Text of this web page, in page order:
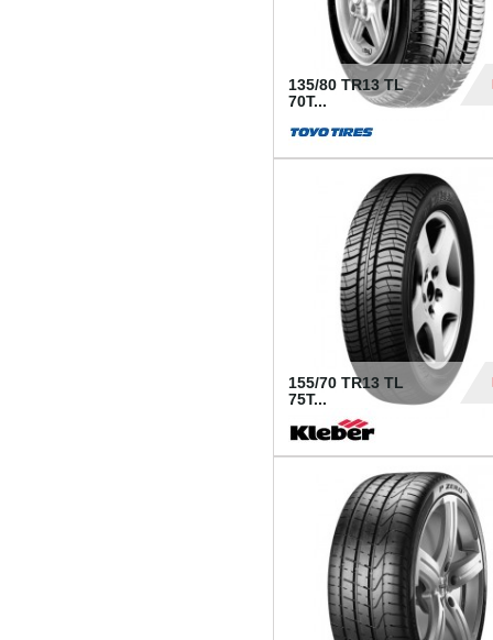
135/80 TR13 TL
70T...
155/70 TR13 TL
75T...